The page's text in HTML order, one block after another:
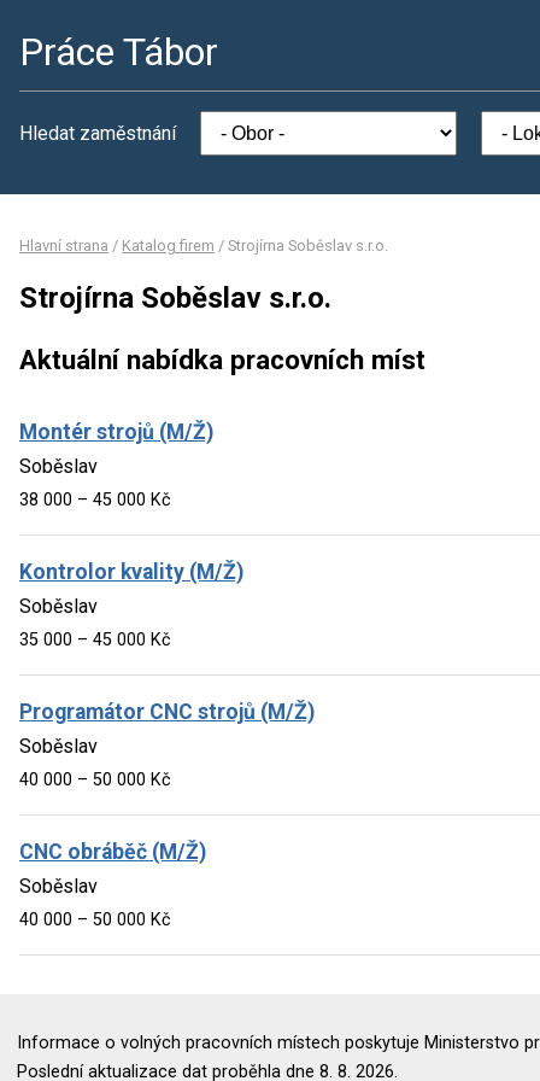
Práce Tábor
Hledat zaměstnání
Hlavní strana / Katalog firem / Strojírna Soběslav s.r.o.
Strojírna Soběslav s.r.o.
Aktuální nabídka pracovních míst
Montér strojů (M/Ž)
Soběslav
38 000 – 45 000 Kč
Kontrolor kvality (M/Ž)
Soběslav
35 000 – 45 000 Kč
Programátor CNC strojů (M/Ž)
Soběslav
40 000 – 50 000 Kč
CNC obráběč (M/Ž)
Soběslav
40 000 – 50 000 Kč
Informace o volných pracovních místech poskytuje Ministerstvo
Poslední aktualizace dat proběhla dne 8. 8. 2026.